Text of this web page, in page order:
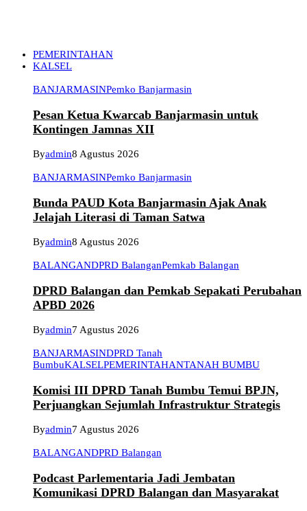
PEMERINTAHAN
KALSEL
BANJARMASINPemko Banjarmasin
Pesan Ketua Kwarcab Banjarmasin untuk
Kontingen Jamnas XII
Byadmin8 Agustus 2026
BANJARMASINPemko Banjarmasin
Bunda PAUD Kota Banjarmasin Ajak Anak
Jelajah Literasi di Taman Satwa
Byadmin8 Agustus 2026
BALANGANDPRD BalanganPemkab Balangan
DPRD Balangan dan Pemkab Sepakati Perubahan
APBD 2026
Byadmin7 Agustus 2026
BANJARMASINDPRD Tanah
BumbuKALSELPEMERINTAHANTANAH BUMBU
Komisi III DPRD Tanah Bumbu Temui BPJN,
Perjuangkan Sejumlah Infrastruktur Strategis
Byadmin7 Agustus 2026
BALANGANDPRD Balangan
Podcast Parlementaria Jadi Jembatan
Komunikasi DPRD Balangan dan Masyarakat